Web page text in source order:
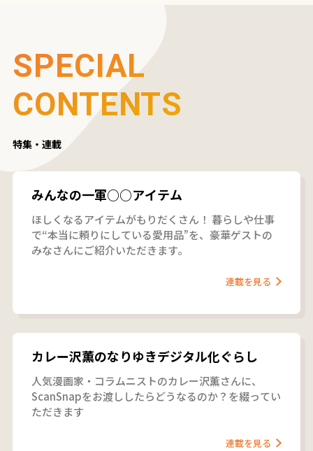
SPECIAL
CONTENTS
特集・連載
みんなの一軍○○アイテム
ほしくなるアイテムがもりだくさん！ 暮らしや仕事
で“本当に頼りにしている愛用品”を、豪華ゲストの
みなさんにご紹介いただきます。
連載を見る
カレー沢薫のなりゆきデジタル化ぐらし
人気漫画家・コラムニストのカレー沢薫さんに、
ScanSnapをお渡ししたらどうなるのか？を綴ってい
ただきます
連載を見る